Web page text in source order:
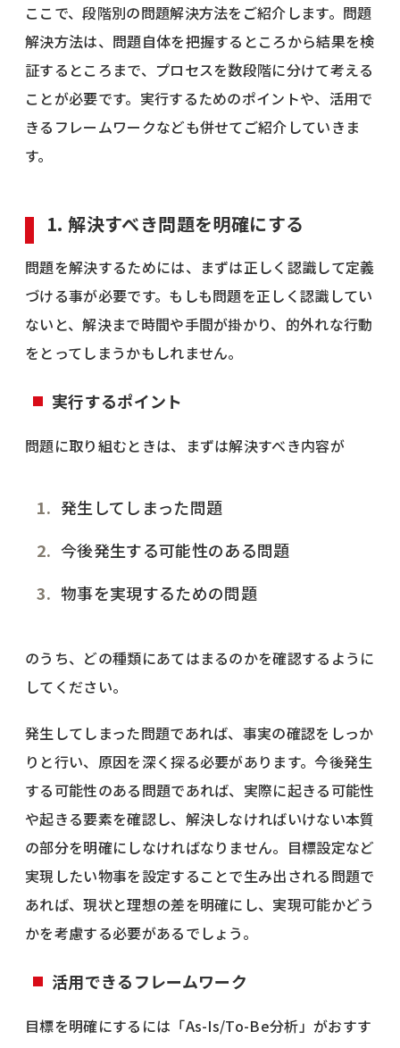
ここで、段階別の問題解決方法をご紹介します。問題
解決方法は、問題自体を把握するところから結果を検
証するところまで、プロセスを数段階に分けて考える
ことが必要です。実行するためのポイントや、活用で
きるフレームワークなども併せてご紹介していきま
す。
1. 解決すべき問題を明確にする
問題を解決するためには、まずは正しく認識して定義
づける事が必要です。もしも問題を正しく認識してい
ないと、解決まで時間や手間が掛かり、的外れな行動
をとってしまうかもしれません。
実行するポイント
問題に取り組むときは、まずは解決すべき内容が
発生してしまった問題
今後発生する可能性のある問題
物事を実現するための問題
のうち、どの種類にあてはまるのかを確認するように
してください。
発生してしまった問題であれば、事実の確認をしっか
りと行い、原因を深く探る必要があります。今後発生
する可能性のある問題であれば、実際に起きる可能性
や起きる要素を確認し、解決しなければいけない本質
の部分を明確にしなければなりません。目標設定など
実現したい物事を設定することで生み出される問題で
あれば、現状と理想の差を明確にし、実現可能かどう
かを考慮する必要があるでしょう。
活用できるフレームワーク
目標を明確にするには「As-Is/To-Be分析」がおすす